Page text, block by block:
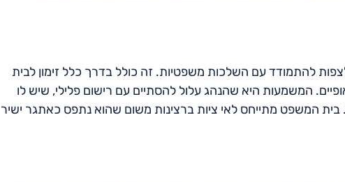
להתמודד עם השלכות משפטיות. זה כולל בדרך כלל זימון לבית
המשמעות היא שהנהג עלול להסתיים עם רישום פלילי, שיש לו
בית המשפט מתייחס לאי ציות ברצינות משום שהוא נתפס כאתגר ישיר